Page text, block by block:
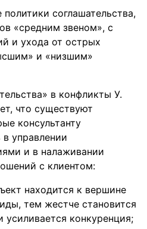
политики соглашательства,
«средним звеном», с
и ухода от острых
и «низшим»
в конфликты У.
что существуют
консультанту
управлении
и в налаживании
с клиентом:
находится к вершине
тем жестче становится
конкуренция;